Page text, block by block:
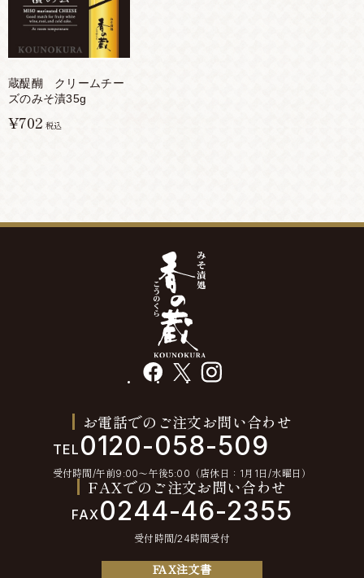
蔵醍醐 クリームチー
ズのみそ漬35g
¥702 税込
facebook instagram
お電話でのご注文お問い合わせ
TEL 0120-058-509
受付時間/午前9:00〜午後5:00（店休日：1月1日/水曜日）
FAXでのご注文お問い合わせ
FAX 0244-46-2355
受付時間/24時間受付
FAX注文書